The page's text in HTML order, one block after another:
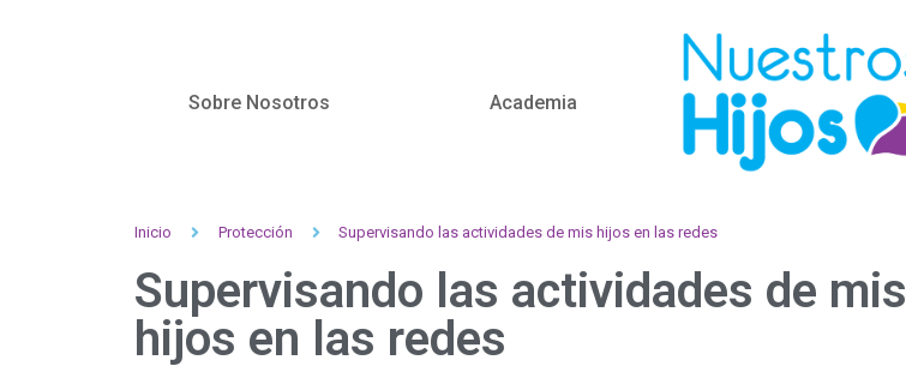
Sobre Nosotros Academia
Inicio Protección Supervisando las actividades de mis hijos en las redes
Supervisando las actividades de mis
hijos en las redes